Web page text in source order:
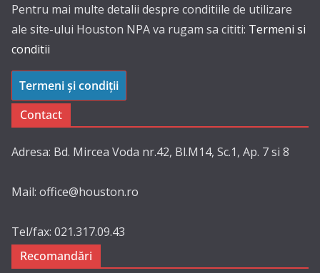
Pentru mai multe detalii despre conditiile de utilizare
ale site-ului Houston NPA va rugam sa cititi: Termeni si
conditii
Termeni și condiții
Contact
Adresa: Bd. Mircea Voda nr.42, Bl.M14, Sc.1, Ap. 7 si 8
Mail: office@houston.ro
Tel/fax: 021.317.09.43
Recomandări